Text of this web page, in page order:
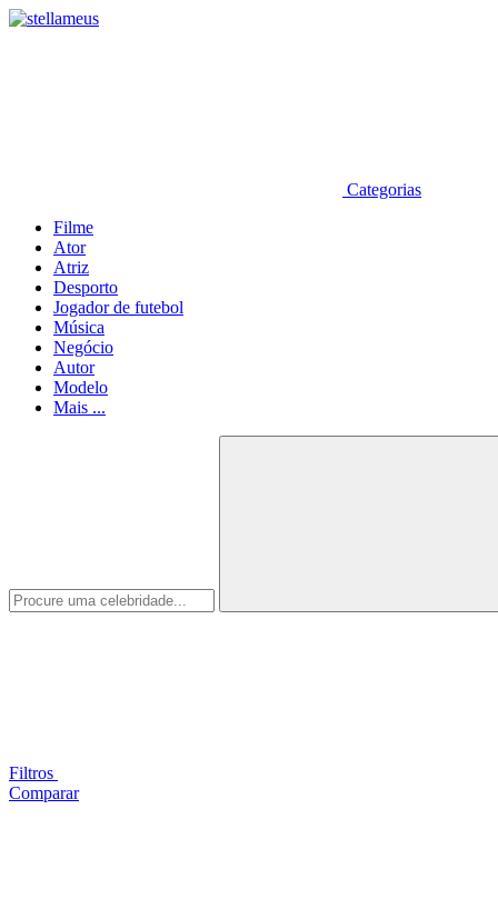
Categorias
Filme
Ator
Atriz
Desporto
Jogador de futebol
Música
Negócio
Autor
Modelo
Mais ...
Filtros
Comparar